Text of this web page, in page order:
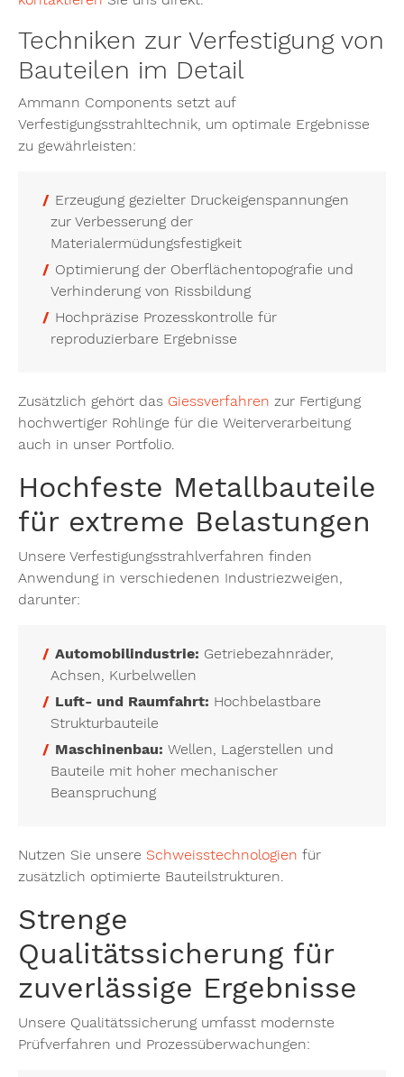
Techniken zur Verfestigung von
Bauteilen im Detail
Ammann Components setzt auf
Verfestigungsstrahltechnik, um optimale Ergebnisse
zu gewährleisten:
Erzeugung gezielter Druckeigenspannungen
zur Verbesserung der
Materialermüdungsfestigkeit
Optimierung der Oberflächentopografie und
Verhinderung von Rissbildung
Hochpräzise Prozesskontrolle für
reproduzierbare Ergebnisse
Zusätzlich gehört das Giessverfahren zur Fertigung
hochwertiger Rohlinge für die Weiterverarbeitung
auch in unser Portfolio.
Hochfeste Metallbauteile
für extreme Belastungen
Unsere Verfestigungsstrahlverfahren finden
Anwendung in verschiedenen Industriezweigen,
darunter:
Automobilindustrie: Getriebezahnräder,
Achsen, Kurbelwellen
Luft- und Raumfahrt: Hochbelastbare
Strukturbauteile
Maschinenbau: Wellen, Lagerstellen und
Bauteile mit hoher mechanischer
Beanspruchung
Nutzen Sie unsere Schweisstechnologien für
zusätzlich optimierte Bauteilstrukturen.
Strenge
Qualitätssicherung für
zuverlässige Ergebnisse
Unsere Qualitätssicherung umfasst modernste
Prüfverfahren und Prozessüberwachungen: